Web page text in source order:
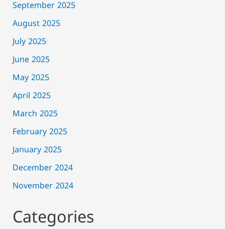
September 2025
August 2025
July 2025
June 2025
May 2025
April 2025
March 2025
February 2025
January 2025
December 2024
November 2024
Categories